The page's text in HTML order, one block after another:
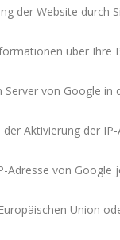
der Website durch
über Ihre
Server von Google in
der Aktivierung der
Adresse von Google
Union